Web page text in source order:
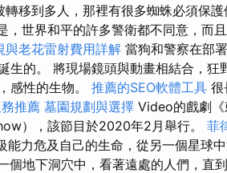
移到多人，那裡有很多蜘蛛必須保護
，世界和平的許多警衛都不同意，而
與老花雷射費用詳解 當狗和警察在部
生的。 將現場鏡頭與動畫相結合，狂
感性的生物。 推薦的SEO軟體工具 很
推薦 墓園規劃與選擇 Video的戲劇《
），該節目於2020年2月舉行。 菲
力危及自己的生命，從另一個星球
個地下洞穴中，看著遠處的人們，直